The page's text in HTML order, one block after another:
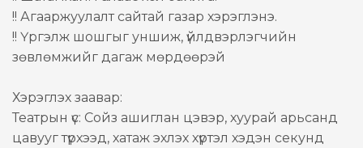
!! Агааржуулалт сайтай газар хэрэглэнэ.
!! Үргэлж шошгыг уншиж, үйлдвэрлэгчийн
зөвлөмжийг дагаж мөрдөөрэй
Хэрэглэх заавар:
Театрын үс: Сойз ашиглан цэвэр, хуурай арьсанд
цавууг түрхээд, хатаж эхлэх хүртэл хэдэн секунд